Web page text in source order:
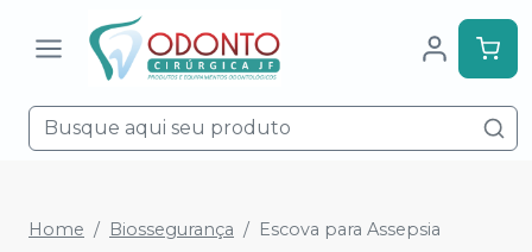
Home Biossegurança Escova para Assepsia